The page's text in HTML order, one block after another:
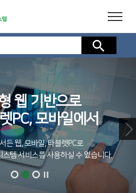
검색
웹 기반으로
PC, 모바일에서
든 웹, 모바일, 타블렛PC로
템 서비스를 사용하실 수 있습니다.